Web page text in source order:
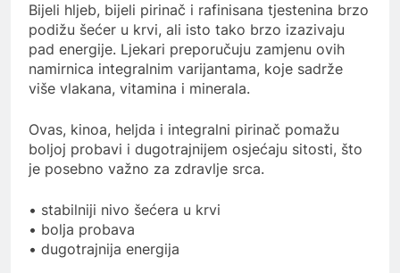
Bijeli hljeb, bijeli pirinač i rafinisana tjestenina brzo
podižu šećer u krvi, ali isto tako brzo izazivaju
pad energije. Ljekari preporučuju zamjenu ovih
namirnica integralnim varijantama, koje sadrže
više vlakana, vitamina i minerala.
Ovas, kinoa, heljda i integralni pirinač pomažu
boljoj probavi i dugotrajnijem osjećaju sitosti, što
je posebno važno za zdravlje srca.
• stabilniji nivo šećera u krvi
• bolja probava
• dugotrajnija energija